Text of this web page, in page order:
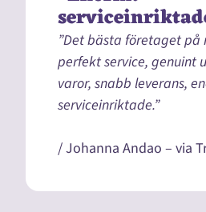
”Det bästa företaget
perfekt service, genuint
varor, snabb leverans,
serviceinriktade.”
/ Johanna Andao – via